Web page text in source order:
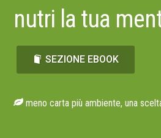
nutri la tua
SEZIONE EBOOK
meno carta più ambiente, una